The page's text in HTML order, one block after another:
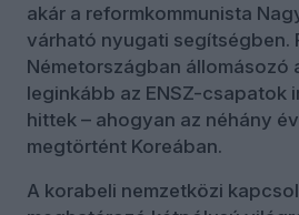
akár a reformkommunista
várható nyugati segítségben.
Németországban állomásozó
leginkább az ENSZ-csapatok
hittek – ahogyan az néhány
megtörtént Koreában.
A korabeli nemzetközi